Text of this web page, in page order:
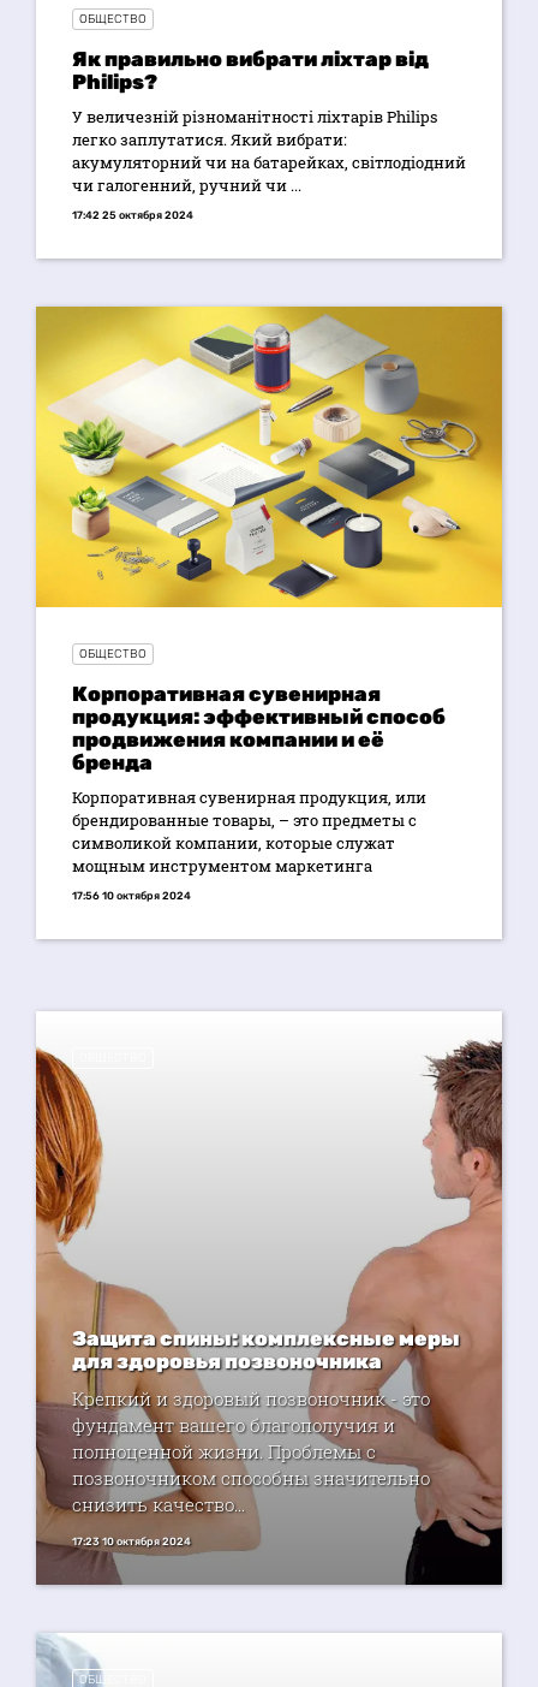
ОБЩЕСТВО
Як правильно вибрати ліхтар від
Philips?
У величезній різноманітності ліхтарів Philips
легко заплутатися. Який вибрати:
акумуляторний чи на батарейках, світлодіодний
чи галогенний, ручний чи ...
17:42 25 октября 2024
ОБЩЕСТВО
Корпоративная сувенирная
продукция: эффективный способ
продвижения компании и её
бренда
Корпоративная сувенирная продукция, или
брендированные товары, – это предметы с
символикой компании, которые служат
мощным инструментом маркетинга
17:56 10 октября 2024
Защита спины: комплексные меры
для здоровья позвоночника
Крепкий и здоровый позвоночник - это
фундамент вашего благополучия и
полноценной жизни. Проблемы с
позвоночником способны значительно
снизить качество...
17:23 10 октября 2024
ОБЩЕСТВО